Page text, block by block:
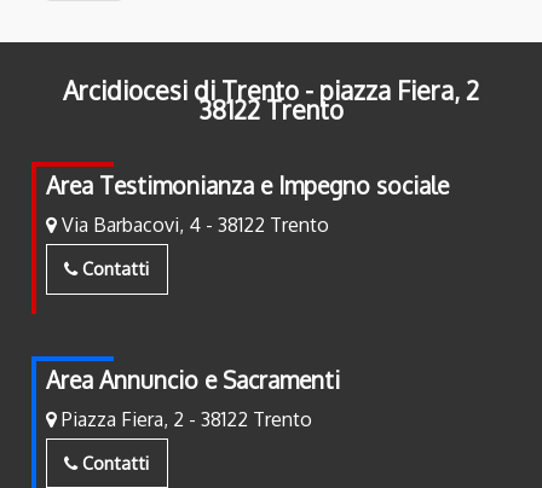
Arcidiocesi di Trento - piazza Fiera, 2
38122 Trento
Area Testimonianza e Impegno sociale
Via Barbacovi, 4 - 38122 Trento
Contatti
Area Annuncio e Sacramenti
Piazza Fiera, 2 - 38122 Trento
Contatti